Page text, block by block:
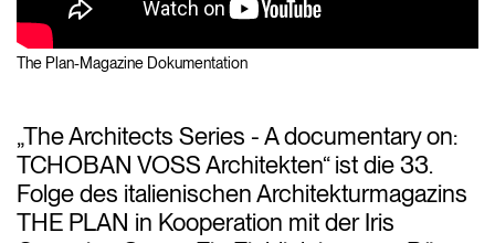
The Plan-Magazine Dokumentation
„The Architects Series - A documentary on:
TCHOBAN VOSS Architekten“ ist die 33.
Folge des italienischen Architekturmagazins
THE PLAN in Kooperation mit der Iris